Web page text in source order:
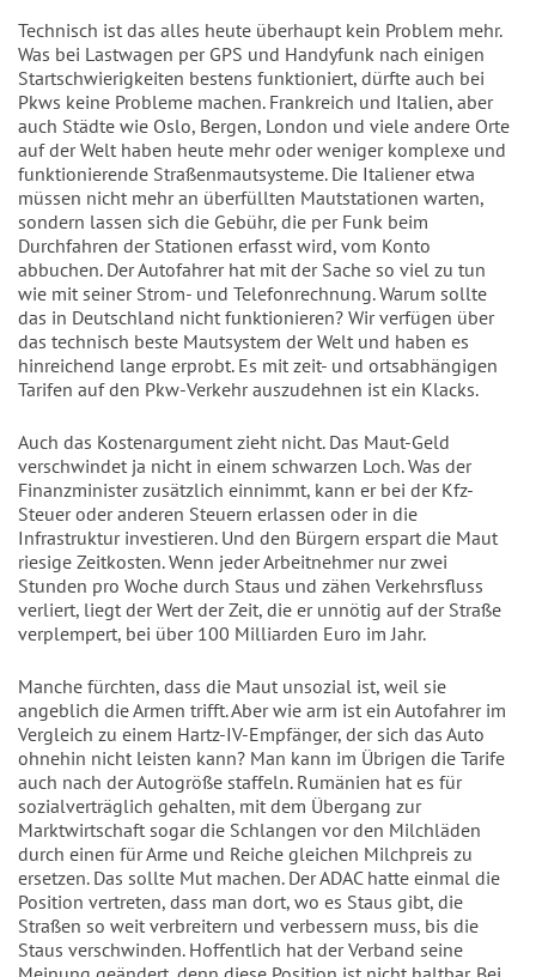
Technisch ist das alles heute überhaupt kein Problem mehr.
Was bei Lastwagen per GPS und Handyfunk nach einigen
Startschwierigkeiten bestens funktioniert, dürfte auch bei
Pkws keine Probleme machen. Frankreich und Italien, aber
auch Städte wie Oslo, Bergen, London und viele andere Orte
auf der Welt haben heute mehr oder weniger komplexe und
funktionierende Straßenmautsysteme. Die Italiener etwa
müssen nicht mehr an überfüllten Mautstationen warten,
sondern lassen sich die Gebühr, die per Funk beim
Durchfahren der Stationen erfasst wird, vom Konto
abbuchen. Der Autofahrer hat mit der Sache so viel zu tun
wie mit seiner Strom- und Telefonrechnung. Warum sollte
das in Deutschland nicht funktionieren? Wir verfügen über
das technisch beste Mautsystem der Welt und haben es
hinreichend lange erprobt. Es mit zeit- und ortsabhängigen
Tarifen auf den Pkw-Verkehr auszudehnen ist ein Klacks.
Auch das Kostenargument zieht nicht. Das Maut-Geld
verschwindet ja nicht in einem schwarzen Loch. Was der
Finanzminister zusätzlich einnimmt, kann er bei der Kfz-
Steuer oder anderen Steuern erlassen oder in die
Infrastruktur investieren. Und den Bürgern erspart die Maut
riesige Zeitkosten. Wenn jeder Arbeitnehmer nur zwei
Stunden pro Woche durch Staus und zähen Verkehrsfluss
verliert, liegt der Wert der Zeit, die er unnötig auf der Straße
verplempert, bei über 100 Milliarden Euro im Jahr.
Manche fürchten, dass die Maut unsozial ist, weil sie
angeblich die Armen trifft. Aber wie arm ist ein Autofahrer im
Vergleich zu einem Hartz-IV-Empfänger, der sich das Auto
ohnehin nicht leisten kann? Man kann im Übrigen die Tarife
auch nach der Autogröße staffeln. Rumänien hat es für
sozialverträglich gehalten, mit dem Übergang zur
Marktwirtschaft sogar die Schlangen vor den Milchläden
durch einen für Arme und Reiche gleichen Milchpreis zu
ersetzen. Das sollte Mut machen. Der ADAC hatte einmal die
Position vertreten, dass man dort, wo es Staus gibt, die
Straßen so weit verbreitern und verbessern muss, bis die
Staus verschwinden. Hoffentlich hat der Verband seine